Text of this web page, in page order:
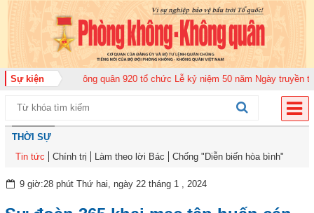
Sự kiện
Trung đoàn Không quân 920 tổ chức Lễ kỷ niệm 50 năm Ngày truyền thống
THỜI SỰ
Tin tức
Chính trị Làm theo lời Bác Chống "Diễn biến hòa bình"
9 giờ:28 phút Thứ hai, ngày 22 tháng 1 , 2024